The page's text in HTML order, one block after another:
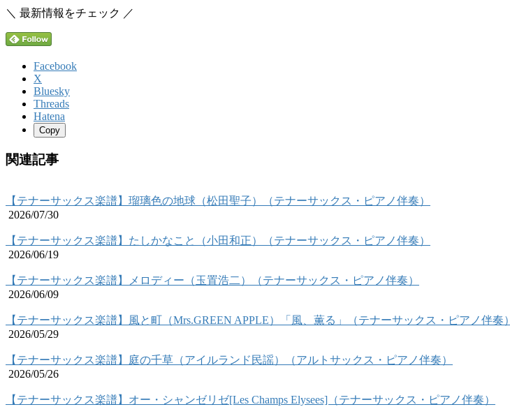
＼ 最新情報をチェック ／
Facebook
X
Bluesky
Threads
Hatena
Copy
関連記事
【テナーサックス楽譜】瑠璃色の地球（松田聖子）（テナーサックス・ピアノ伴奏）
2026/07/30
【テナーサックス楽譜】たしかなこと（小田和正）（テナーサックス・ピアノ伴奏）
2026/06/19
【テナーサックス楽譜】メロディー（玉置浩二）（テナーサックス・ピアノ伴奏）
2026/06/09
【テナーサックス楽譜】風と町（Mrs.GREEN APPLE）「風、薫る」（テナーサックス・ピアノ伴奏）
2026/05/29
【テナーサックス楽譜】庭の千草（アイルランド民謡）（アルトサックス・ピアノ伴奏）
2026/05/26
【テナーサックス楽譜】オー・シャンゼリゼ[Les Champs Elysees]（テナーサックス・ピアノ伴奏）